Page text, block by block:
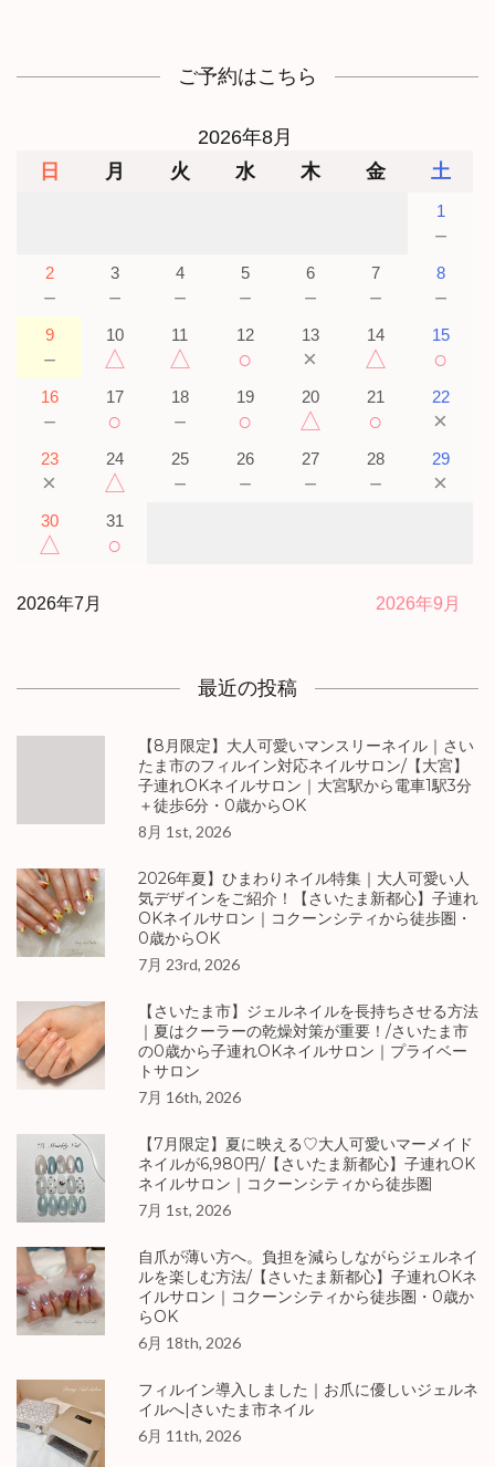
ご予約はこちら
2026年8月
日 月 火 水 木 金 土
1
－
2
－
3
－
4
－
5
－
6
－
7
－
8
－
9
－
10
△
11
△
12
○
13
×
14
△
15
○
16
－
17
○
18
－
19
○
20
△
21
○
22
×
23
×
24
△
25
－
26
－
27
－
28
－
29
×
30
△
31
○
2026年7月 2026年9月
最近の投稿
【8月限定】大人可愛いマンスリーネイル｜さい
たま市のフィルイン対応ネイルサロン/【大宮】
子連れOKネイルサロン｜大宮駅から電車1駅3分
＋徒歩6分・0歳からOK
8月 1st, 2026
2026年夏】ひまわりネイル特集｜大人可愛い人
気デザインをご紹介！【さいたま新都心】子連れ
OKネイルサロン｜コクーンシティから徒歩圏・
0歳からOK
7月 23rd, 2026
【さいたま市】ジェルネイルを長持ちさせる方法
｜夏はクーラーの乾燥対策が重要！/さいたま市
の0歳から子連れOKネイルサロン｜プライベー
トサロン
7月 16th, 2026
【7月限定】夏に映える♡大人可愛いマーメイド
ネイルが6,980円/【さいたま新都心】子連れOK
ネイルサロン｜コクーンシティから徒歩圏
7月 1st, 2026
自爪が薄い方へ。負担を減らしながらジェルネイ
ルを楽しむ方法/【さいたま新都心】子連れOKネ
イルサロン｜コクーンシティから徒歩圏・0歳か
らOK
6月 18th, 2026
フィルイン導入しました｜お爪に優しいジェルネ
イルへ|さいたま市ネイル
6月 11th, 2026